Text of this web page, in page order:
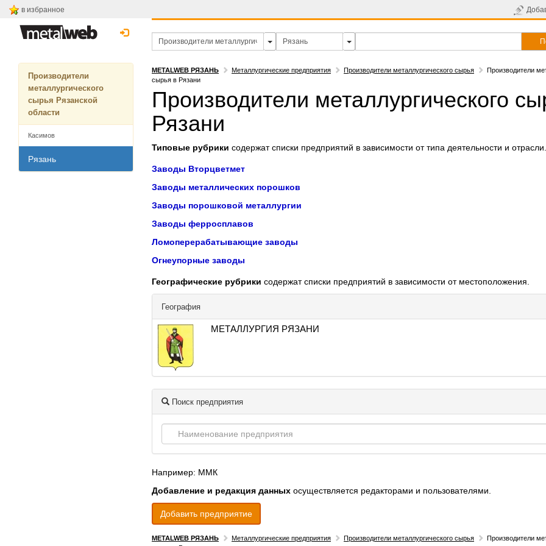
в избранное
Производители
металлургического
сырья Рязанской
области
Касимов
Рязань
METALWEB РЯЗАНЬ Металлургические предприятия Производители металлургического сырья
Производители
сырья в Рязани
Производители металлургического
Рязани
Типовые рубрики содержат списки предприятий в зависимости от типа деятельности и отрасли.
Заводы Вторцветмет
Заводы металлических порошков
Заводы порошковой металлургии
Заводы ферросплавов
Ломоперерабатывающие заводы
Огнеупорные заводы
Географические рубрики содержат списки предприятий в зависимости от местоположения.
География
МЕТАЛЛУРГИЯ РЯЗАНИ
Поиск предприятия
Например: ММК
Добавление и редакция данных осуществляется редакторами и пользователями.
Добавить предприятие
METALWEB РЯЗАНЬ Металлургические предприятия Производители металлургического сырья
Производители